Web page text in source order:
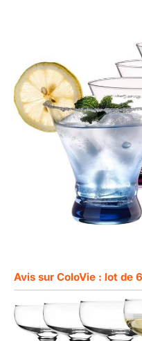
Avis sur ColoVie : lot de